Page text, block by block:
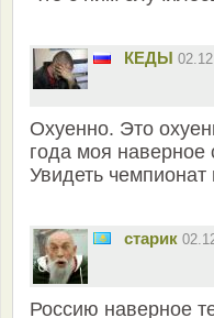
КЕДЫ
Охуенно. Это
года моя наверное
Увидеть чемпионат
старик
Россию наверное